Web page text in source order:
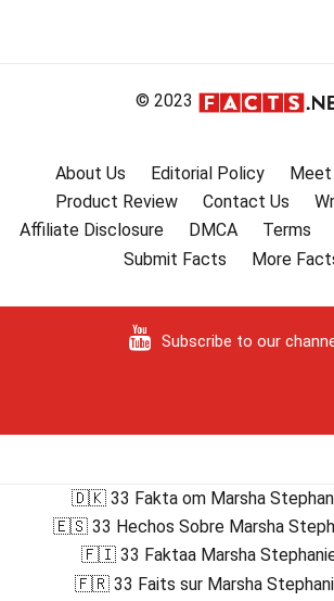
© 2023
About Us Editorial Policy
Meet
Product Review
Contact Us
Affiliate Disclosure
DMCA Terms
Submit Facts
More
Subscribe to our
🇩🇰 33 Fakta om Marsha
🇪🇸 33 Hechos Sobre Marsha
🇫🇮 33 Faktaa Marsha
🇫🇷 33 Faits sur Marsha